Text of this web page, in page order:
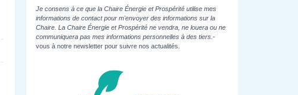
Je consens à ce que la Chaire Énergie et Prospérité utilise mes
informations de contact pour m'envoyer des informations sur la
Chaire. La Chaire Énergie et Prospérité ne vendra, ne louera ou ne
communiquera pas mes informations personnelles à des tiers. -
vous à notre newsletter pour suivre nos actualités.